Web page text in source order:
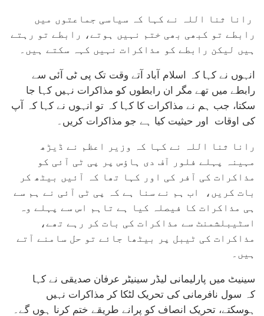
رانا ثنا اللہ نے کہا کہ سیاسی جماعتوں میں
رابطے تو کبھی بھی ختم نہیں ہوتے، رابطے تو رہتے
ہیں لیکن رابطے کو مذاکرات نہیں کہہ سکتے ہیں۔
انہوں نے کہا کہ اسلام آباد آتے وقت تک پی ٹی آئی سے
رابطے میں تھے مگر ان رابطوں کو مذاکرات نہیں کہا جا
سکتا، جب ہم نے مذاکرات کا کہا کہ تو انہوں نے کہا کہ آپ
کی اوقات اور حیثیت کیا ہے جو مذاکرات کریں۔
رانا ثنا اللہ نے کہا کہ وزیر اعظم نے ڈیڑھ
مہینہ پہلے فلور آف دی ہاؤس پر پی ٹی آئی کو
مذاکرات کی آفر کی اور کہا تھا کہ آئیں بیٹھ کر
بات کریں، اب ہم نے سنا ہے کہ پی ٹی آئی نے ہم سے
ہی مذاکرات کا فیصلہ کیا ہے تاہم اس سے پہلے وہ
اسٹیبلشمنٹ سے مذاکرات کی بات کر رہے تھے،
مذاکرات کی ٹیبل پر بیٹھا جائے تو حل سامنے آتے
ہیں۔
سینیٹ میں پارلیمانی لیڈر سینیٹر عرفان صدیقی نے کہا
کہ سول نافرمانی کی تحریک لٹکا کر مذاکرات نہیں
ہوسکتے، تحریک انصاف کو پرانے طریقے ختم کرنا ہوں گے۔